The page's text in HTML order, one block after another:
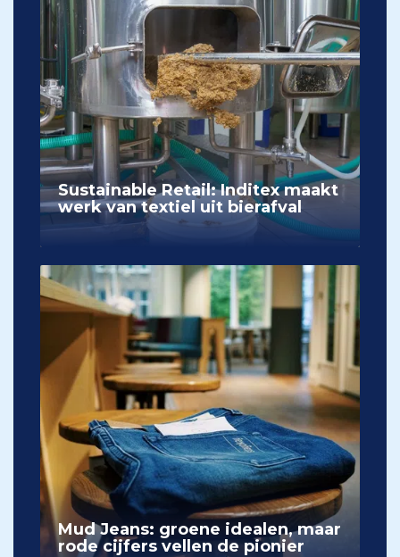
Sustainable Retail: Inditex maakt
werk van textiel uit bierafval
Mud Jeans: groene idealen, maar
rode cijfers vellen de pionier